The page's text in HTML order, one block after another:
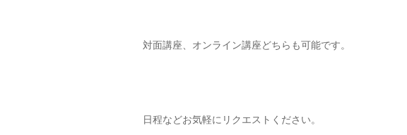
対面講座、オンライン講座どちらも可能です。
日程などお気軽にリクエストください。